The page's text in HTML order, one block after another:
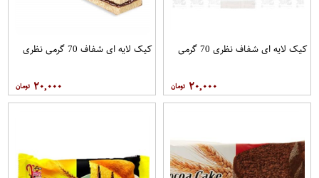
کیک لایه ای شفاف نظری 70 گرمی
۲۰,۰۰۰
کیک لایه ای شفاف 70 گرمی نظری
۲۰,۰۰۰